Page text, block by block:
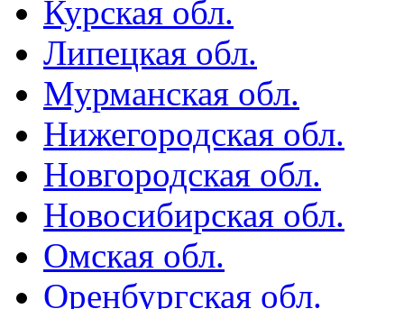
Курская обл.
Липецкая обл.
Мурманская обл.
Нижегородская обл.
Новгородская обл.
Новосибирская обл.
Омская обл.
Оренбургская обл.